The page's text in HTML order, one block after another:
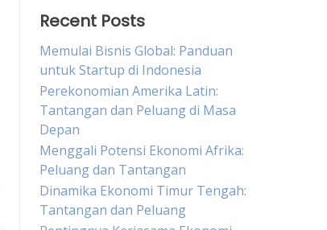
Recent Posts
Memulai Bisnis Global: Panduan
untuk Startup di Indonesia
Perekonomian Amerika Latin:
Tantangan dan Peluang di Masa
Depan
Menggali Potensi Ekonomi Afrika:
Peluang dan Tantangan
Dinamika Ekonomi Timur Tengah:
Tantangan dan Peluang